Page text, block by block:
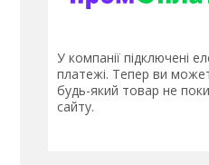
У компанії підключені
платежі. Тепер ви
будь-який товар не
сайту.